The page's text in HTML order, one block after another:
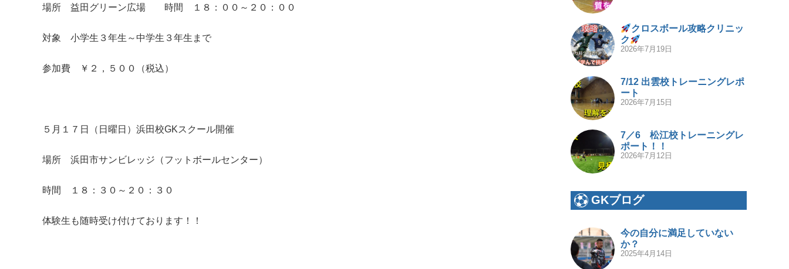
場所 益田グリーン広場 時間 １８：００～２０：００
対象 小学生３年生～中学生３年生まで
参加費 ￥２，５００（税込）
５月１７日（日曜日）浜田校GKスクール開催
場所 浜田市サンビレッジ（フットボールセンター）
時間 １８：３０～２０：３０
体験生も随時受け付けております！！
クロスボール攻略クリニッ
ク
2026年7月19日
7/12 出雲校トレーニングレポ
ート
2026年7月15日
7／6 松江校トレーニングレ
ポート！！
2026年7月12日
GKブログ
今の自分に満足していない
か？
2025年4月14日